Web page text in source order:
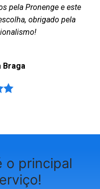
pela Pronenge e este
obrigado pela
Braga
o principal